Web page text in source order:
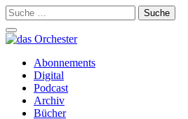
Suche
nach:
Schalte
Navigation
Zum
Inhalt
springen
Abonnements
Digital
Podcast
Archiv
Bücher